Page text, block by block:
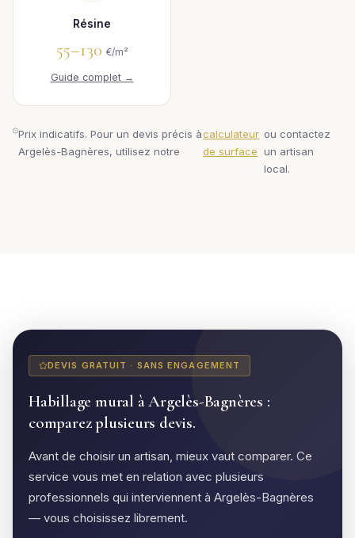
Résine
55–130 €/m²
Guide complet →
Prix indicatifs. Pour un devis précis à
Argelès-Bagnères, utilisez notre
calculateur
de surface
ou contactez
un artisan
local.
DEVIS GRATUIT · SANS ENGAGEMENT
Habillage mural à Argelès-Bagnères :
comparez plusieurs devis.
Avant de choisir un artisan, mieux vaut comparer. Ce
service vous met en relation avec plusieurs
professionnels qui interviennent à Argelès-Bagnères
— vous choisissez librement.